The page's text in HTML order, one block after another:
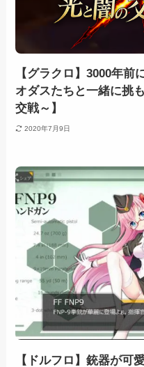
【グラクロ】3000年前
オダスたちと一緒に挑
交戦～】
2020年7月9日
【ドルフロ】銃器が可